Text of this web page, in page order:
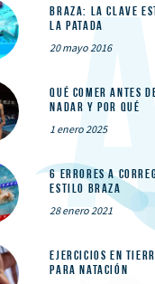
Braza: la clave
la patada
20 mayo 2016
Qué comer ANTES
nadar y por qué
1 enero 2025
6 errores a
estilo braza
28 enero 2021
Ejercicios en
para natación